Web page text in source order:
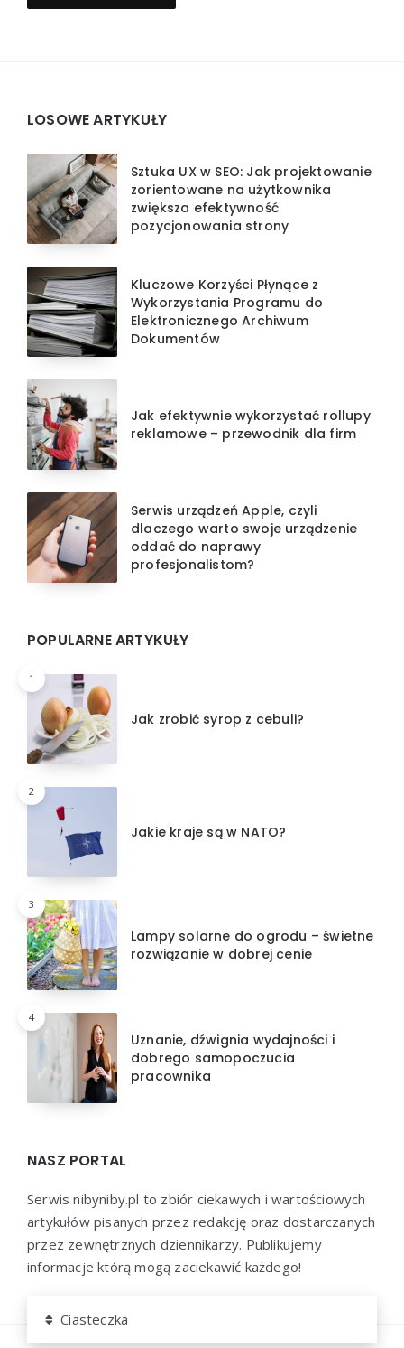
Widgets
LOSOWE ARTYKUŁY
Sztuka UX w SEO: Jak projektowanie
zorientowane na użytkownika
zwiększa efektywność
pozycjonowania strony
Kluczowe Korzyści Płynące z
Wykorzystania Programu do
Elektronicznego Archiwum
Dokumentów
Jak efektywnie wykorzystać rollupy
reklamowe – przewodnik dla firm
Serwis urządzeń Apple, czyli
dlaczego warto swoje urządzenie
oddać do naprawy
profesjonalistom?
POPULARNE ARTYKUŁY
1
Jak zrobić syrop z cebuli?
2
Jakie kraje są w NATO?
3
Lampy solarne do ogrodu – świetne
rozwiązanie w dobrej cenie
4
Uznanie, dźwignia wydajności i
dobrego samopoczucia
pracownika
NASZ PORTAL
Serwis nibyniby.pl to zbiór ciekawych i wartościowych
artykułów pisanych przez redakcję oraz dostarczanych
przez zewnętrznych dziennikarzy. Publikujemy
informacje którą mogą zaciekawić każdego!
Ciasteczka